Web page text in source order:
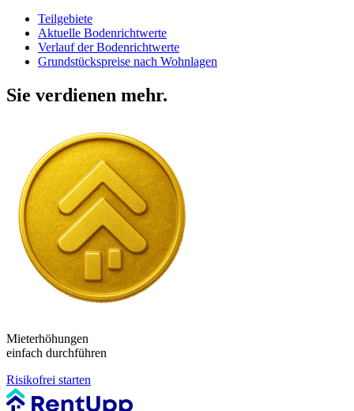
Teilgebiete
Aktuelle Bodenrichtwerte
Verlauf der Bodenrichtwerte
Grundstückspreise nach Wohnlagen
Sie verdienen mehr.
Mieterhöhungen
einfach durchführen
Risikofrei starten